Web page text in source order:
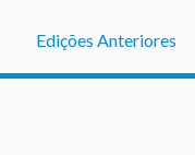
Edições Anteriores